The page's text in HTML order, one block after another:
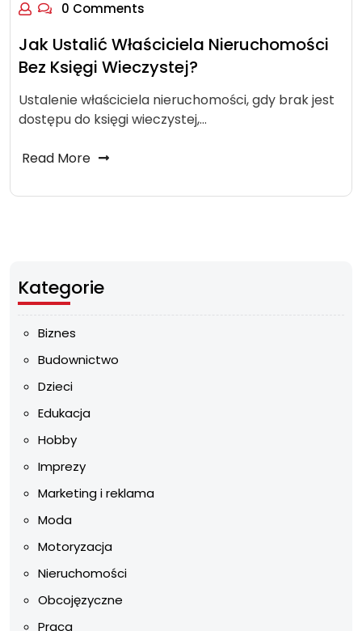
0 Comments
Jak Ustalić Właściciela Nieruchomości
Bez Księgi Wieczystej?
Ustalenie właściciela nieruchomości, gdy brak jest
dostępu do księgi wieczystej,…
Read More
Kategorie
Biznes
Budownictwo
Dzieci
Edukacja
Hobby
Imprezy
Marketing i reklama
Moda
Motoryzacja
Nieruchomości
Obcojęzyczne
Praca